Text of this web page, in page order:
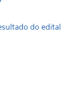
do edital